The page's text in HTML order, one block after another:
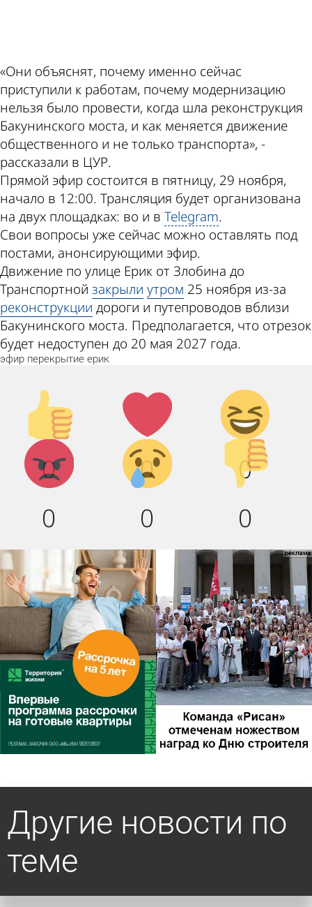
«Они объяснят, почему именно сейчас
приступили к работам, почему модернизацию
нельзя было провести, когда шла реконструкция
Бакунинского моста, и как меняется движение
общественного и не только транспорта», -
рассказали в ЦУР.
Прямой эфир состоится в пятницу, 29 ноября,
начало в 12:00. Трансляция будет организована
на двух площадках: во и в Telegram.
Свои вопросы уже сейчас можно оставлять под
постами, анонсирующими эфир.
Движение по улице Ерик от Злобина до
Транспортной закрыли утром 25 ноября из-за
реконструкции дороги и путепроводов вблизи
Бакунинского моста. Предполагается, что отрезок
будет недоступен до 20 мая 2027 года.
эфир перекрытие ерик
Палец
вверх!
0
Лайк!
0
Дикий
смех!
0
Агрессия!
0
Грусть :
(
0
Палец
вниз!
0
Другие новости по
теме